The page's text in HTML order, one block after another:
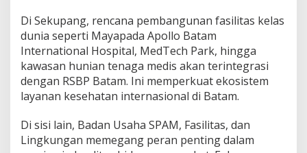
Di Sekupang, rencana pembangunan fasilitas kelas
dunia seperti Mayapada Apollo Batam
International Hospital, MedTech Park, hingga
kawasan hunian tenaga medis akan terintegrasi
dengan RSBP Batam. Ini memperkuat ekosistem
layanan kesehatan internasional di Batam.
Di sisi lain, Badan Usaha SPAM, Fasilitas, dan
Lingkungan memegang peran penting dalam